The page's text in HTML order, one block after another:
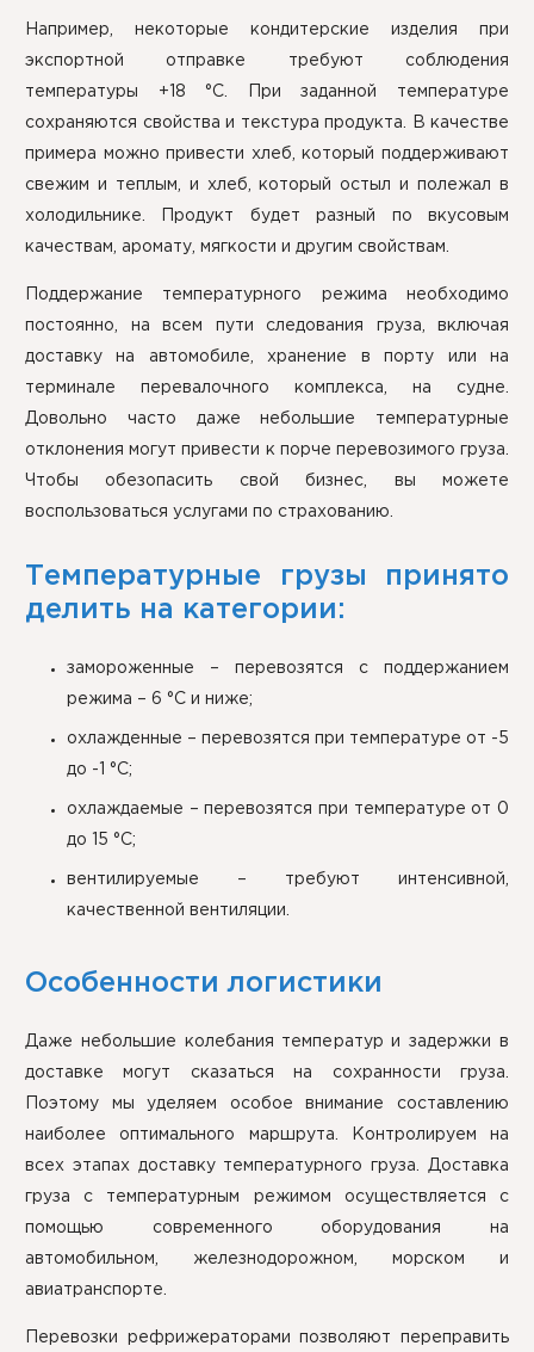
Например, некоторые кондитерские изделия при
экспортной отправке требуют соблюдения
температуры +18 °C. При заданной температуре
сохраняются свойства и текстура продукта. В качестве
примера можно привести хлеб, который поддерживают
свежим и теплым, и хлеб, который остыл и полежал в
холодильнике. Продукт будет разный по вкусовым
качествам, аромату, мягкости и другим свойствам.
Поддержание температурного режима необходимо
постоянно, на всем пути следования груза, включая
доставку на автомобиле, хранение в порту или на
терминале перевалочного комплекса, на судне.
Довольно часто даже небольшие температурные
отклонения могут привести к порче перевозимого груза.
Чтобы обезопасить свой бизнес, вы можете
воспользоваться услугами по страхованию.
Температурные грузы принято
делить на категории:
замороженные – перевозятся с поддержанием
режима – 6 °C и ниже;
охлажденные – перевозятся при температуре от -5
до -1 °C;
охлаждаемые – перевозятся при температуре от 0
до 15 °C;
вентилируемые – требуют интенсивной,
качественной вентиляции.
Особенности логистики
Даже небольшие колебания температур и задержки в
доставке могут сказаться на сохранности груза.
Поэтому мы уделяем особое внимание составлению
наиболее оптимального маршрута. Контролируем на
всех этапах доставку температурного груза. Доставка
груза с температурным режимом осуществляется с
помощью современного оборудования на
автомобильном, железнодорожном, морском и
авиатранспорте.
Перевозки рефрижераторами позволяют переправить